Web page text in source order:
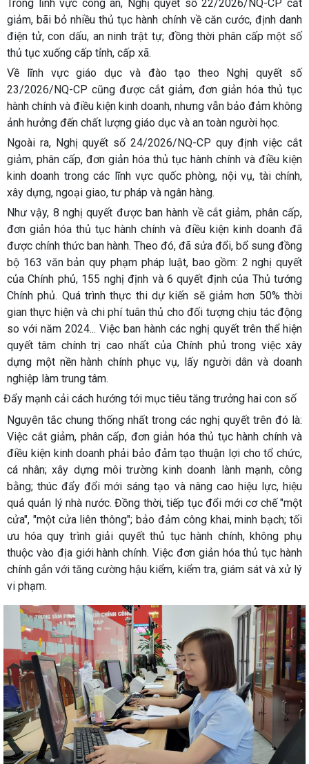
Trong lĩnh vực công an, Nghị quyết số 22/2026/NQ-CP cắt
giảm, bãi bỏ nhiều thủ tục hành chính về căn cước, định danh
điện tử, con dấu, an ninh trật tự; đồng thời phân cấp một số
thủ tục xuống cấp tỉnh, cấp xã.
Về lĩnh vực giáo dục và đào tạo theo Nghị quyết số
23/2026/NQ-CP cũng được cắt giảm, đơn giản hóa thủ tục
hành chính và điều kiện kinh doanh, nhưng vẫn bảo đảm không
ảnh hưởng đến chất lượng giáo dục và an toàn người học.
Ngoài ra, Nghị quyết số 24/2026/NQ-CP quy định việc cắt
giảm, phân cấp, đơn giản hóa thủ tục hành chính và điều kiện
kinh doanh trong các lĩnh vực quốc phòng, nội vụ, tài chính,
xây dựng, ngoại giao, tư pháp và ngân hàng.
Như vậy, 8 nghị quyết được ban hành về cắt giảm, phân cấp,
đơn giản hóa thủ tục hành chính và điều kiện kinh doanh đã
được chính thức ban hành. Theo đó, đã sửa đổi, bổ sung đồng
bộ 163 văn bản quy phạm pháp luật, bao gồm: 2 nghị quyết
của Chính phủ, 155 nghị định và 6 quyết định của Thủ tướng
Chính phủ. Quá trình thực thi dự kiến sẽ giảm hơn 50% thời
gian thực hiện và chi phí tuân thủ cho đối tượng chịu tác động
so với năm 2024... Việc ban hành các nghị quyết trên thể hiện
quyết tâm chính trị cao nhất của Chính phủ trong việc xây
dựng một nền hành chính phục vụ, lấy người dân và doanh
nghiệp làm trung tâm.
Đẩy mạnh cải cách hướng tới mục tiêu tăng trưởng hai con số
Nguyên tắc chung thống nhất trong các nghị quyết trên đó là:
Việc cắt giảm, phân cấp, đơn giản hóa thủ tục hành chính và
điều kiện kinh doanh phải bảo đảm tạo thuận lợi cho tổ chức,
cá nhân; xây dựng môi trường kinh doanh lành mạnh, công
bằng; thúc đẩy đổi mới sáng tạo và nâng cao hiệu lực, hiệu
quả quản lý nhà nước. Đồng thời, tiếp tục đổi mới cơ chế "một
cửa", "một cửa liên thông"; bảo đảm công khai, minh bạch; tối
ưu hóa quy trình giải quyết thủ tục hành chính, không phụ
thuộc vào địa giới hành chính. Việc đơn giản hóa thủ tục hành
chính gắn với tăng cường hậu kiểm, kiểm tra, giám sát và xử lý
vi phạm.